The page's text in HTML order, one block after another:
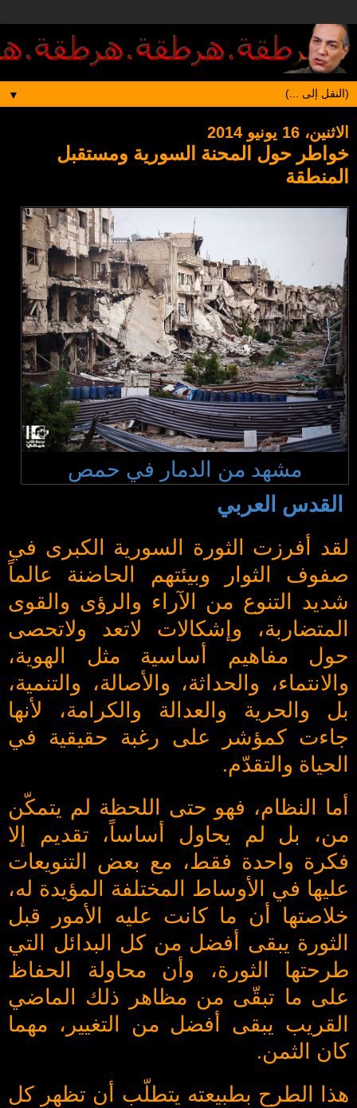
▼
الاثنين، 16 يونيو 2014
خواطر حول المحنة السورية ومستقبل
المنطقة
مشهد من الدمار في حمص
القدس العربي
لقد أفرزت الثورة السورية الكبرى في
صفوف الثوار وبيئتهم الحاضنة عالماً
شديد التنوع من الآراء والرؤى والقوى
المتضاربة، وإشكالات لاتعد ولاتحصى
حول مفاهيم أساسية مثل الهوية،
والانتماء، والحداثة، والأصالة، والتنمية،
بل والحرية والعدالة والكرامة، لأنها
جاءت كمؤشر على رغبة حقيقية في
الحياة والتقدّم.
أما النظام، فهو حتى اللحظة لم يتمكّن
من، بل لم يحاول أساساً، تقديم إلا
فكرة واحدة فقط، مع بعض التنويعات
عليها في الأوساط المختلفة المؤيدة له،
خلاصتها أن ما كانت عليه الأمور قبل
الثورة يبقى أفضل من كل البدائل التي
طرحتها الثورة، وأن محاولة الحفاظ
على ما تبقّى من مظاهر ذلك الماضي
القريب يبقى أفضل من التغيير، مهما
كان الثمن.
هذا الطرح بطبيعته يتطلّب أن تظهر كل